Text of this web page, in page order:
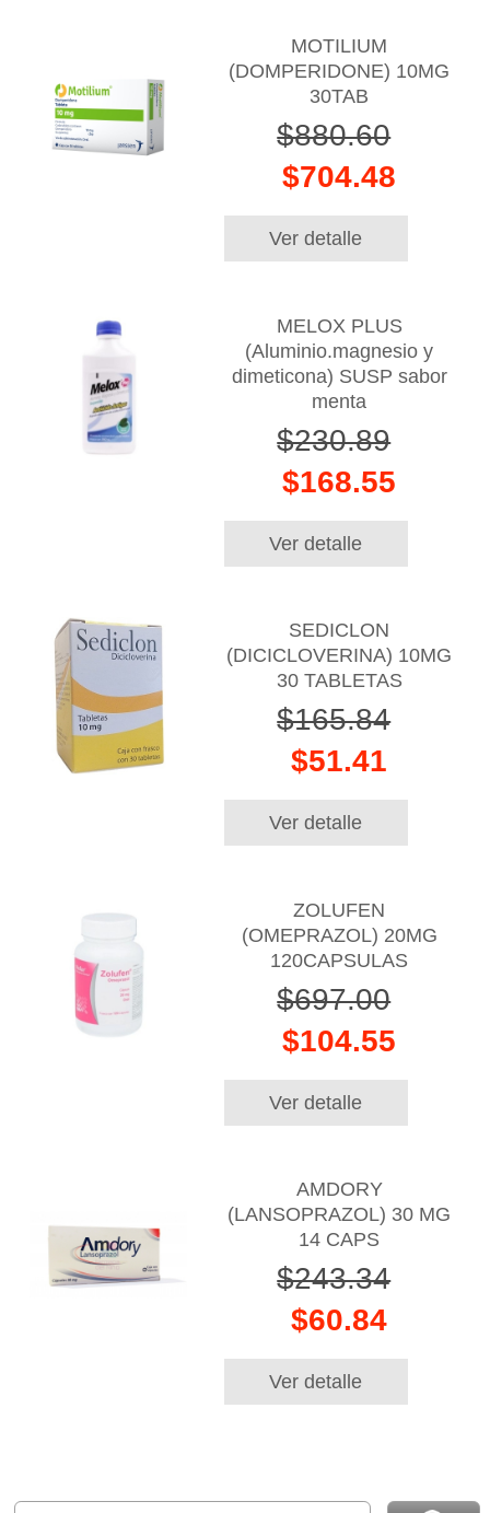
MOTILIUM
(DOMPERIDONE) 10MG
30TAB
$880.60
$704.48
Ver detalle
MELOX PLUS
(Aluminio.magnesio y
dimeticona) SUSP sabor
menta
$230.89
$168.55
Ver detalle
SEDICLON
(DICICLOVERINA) 10MG
30 TABLETAS
$165.84
$51.41
Ver detalle
ZOLUFEN
(OMEPRAZOL) 20MG
120CAPSULAS
$697.00
$104.55
Ver detalle
AMDORY
(LANSOPRAZOL) 30 MG
14 CAPS
$243.34
$60.84
Ver detalle